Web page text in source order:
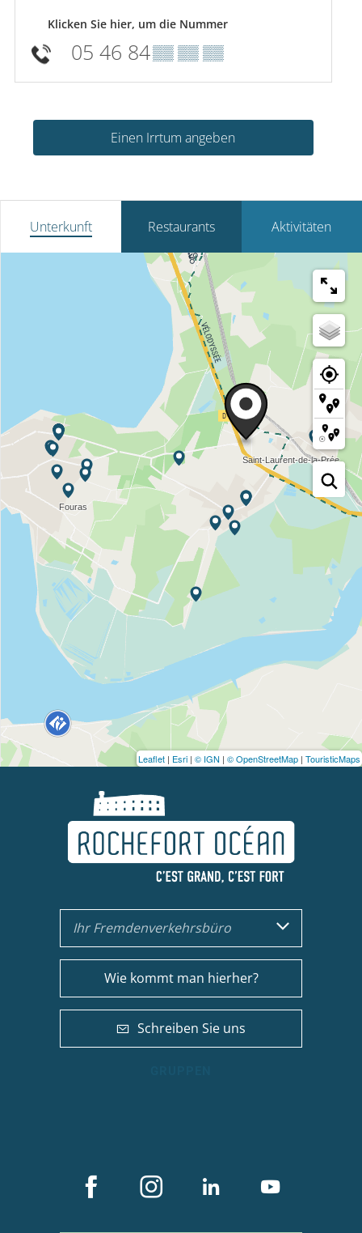
Klicken Sie hier, um die Nummer
05 46 84▒▒ ▒▒ ▒▒
Einen Irrtum angeben
Unterkunft Restaurants Aktivitäten
Leaflet | Esri | © IGN | © OpenStreetMap | TouristicMaps
Ihr Fremdenverkehrsbüro
Wie kommt man hierher?
Schreiben Sie uns